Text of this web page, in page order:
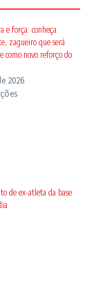
e força: conheça
zagueiro que será
como novo reforço do
2026
de ex-atleta da base